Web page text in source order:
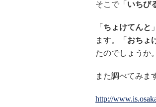
そこで「 いちび
「 ちょけてんと
ます。「 おちょ
たのでしょうか。
また調べてみま
http://